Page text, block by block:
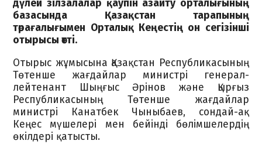
дүлей зілзалалар қаупін азайту орталығының
базасында Қазақстан тарапының
төрағалығымен Орталық Кеңестің он сегізінші
отырысы өтті.
Отырыс жұмысына Қазақстан Республикасының
Төтенше жағдайлар министрі генерал-
лейтенант Шыңғыс Әрінов және Қырғыз
Республикасының Төтенше жағдайлар
министрі Канатбек Чыныбаев, сондай-ақ
Кеңес мүшелері мен бейінді бөлімшелердің
өкілдері қатысты.